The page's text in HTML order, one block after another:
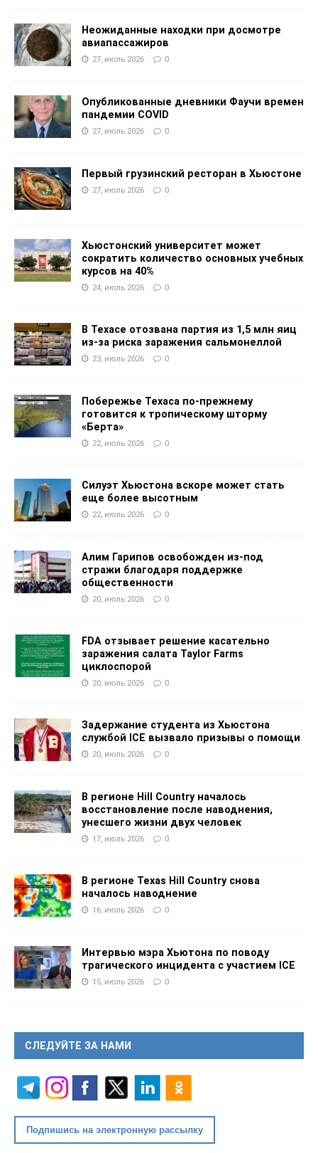
Неожиданные находки при досмотре
авиапассажиров
27, июль 2026 0
Опубликованные дневники Фаучи времен
пандемии COVID
27, июль 2026 0
Первый грузинский ресторан в Хьюстоне
27, июль 2026 0
Хьюстонский университет может
сократить количество основных учебных
курсов на 40%
24, июль 2026 0
В Техасе отозвана партия из 1,5 млн яиц
из-за риска заражения сальмонеллой
23, июль 2026 0
Побережье Техаса по-прежнему
готовится к тропическому шторму
«Берта»
22, июль 2026 0
Силуэт Хьюстона вскоре может стать
еще более высотным
22, июль 2026 0
Алим Гарипов освобожден из-под
стражи благодаря поддержке
общественности
20, июль 2026 0
FDA отзывает решение касательно
заражения салата Taylor Farms
циклоспорой
20, июль 2026 0
Задержание студента из Хьюстона
службой ICE вызвало призывы о помощи
20, июль 2026 0
В регионе Hill Country началось
восстановление после наводнения,
унесшего жизни двух человек
17, июль 2026 0
В регионе Texas Hill Country снова
началось наводнение
16, июль 2026 0
Интервью мэра Хьютона по поводу
трагического инцидента с участием ICE
15, июль 2026 0
СЛЕДУЙТЕ ЗА НАМИ
Подпишись на электронную рассылку